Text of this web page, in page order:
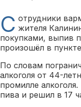
С отрудники
жителя
покупками, выпив
произошёл в
По словам
алкоголя от 44-
промилле
пива и решил в 17